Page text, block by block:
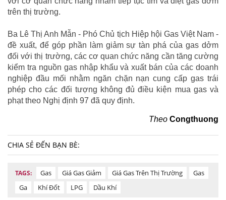
trên thị trường.
Ba Lê Thị Anh Mẫn - Phó Chủ tịch Hiệp hội Gas Việt Nam -
đề xuất, để góp phần làm giảm sự tàn phá của gas dởm
đối với thị trường, các cơ quan chức năng cần tăng cường
kiểm tra nguồn gas nhập khẩu và xuất bán của các doanh
nghiệp đầu mối nhằm ngăn chặn nạn cung cấp gas trái
phép cho các đối tượng không đủ điều kiện mua gas và
phạt theo Nghị định 97 đã quy định.
Theo Congthuong
CHIA SẺ ĐẾN BẠN BÈ:
TAGS: Gas Giá Gas Giảm Giá Gas Trên Thị Trường
Gas
Ga
Khí Đốt LPG Dầu Khí